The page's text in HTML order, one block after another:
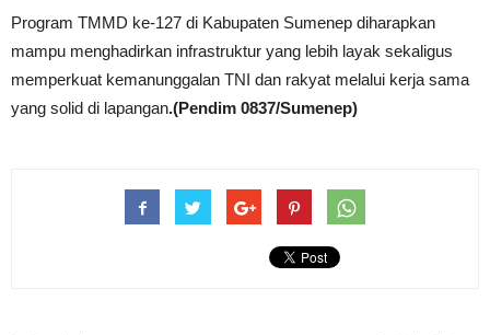
Program TMMD ke-127 di Kabupaten Sumenep diharapkan
mampu menghadirkan infrastruktur yang lebih layak sekaligus
memperkuat kemanunggalan TNI dan rakyat melalui kerja sama
yang solid di lapangan.(Pendim 0837/Sumenep)